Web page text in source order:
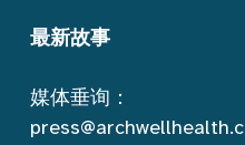
最新故事
媒体垂询：